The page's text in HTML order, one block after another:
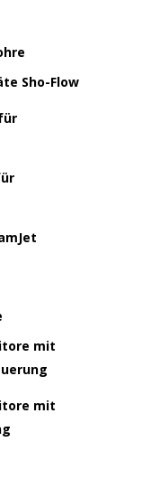
Sho-Flow
mit
mit